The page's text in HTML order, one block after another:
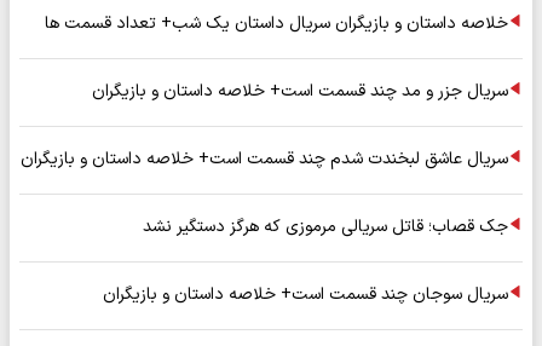
خلاصه داستان و بازیگران سریال داستان یک شب+ تعداد قسمت ها
سریال جزر و مد چند قسمت است+ خلاصه داستان و بازیگران
سریال عاشق لبخندت شدم چند قسمت است+ خلاصه داستان و بازیگران
جک قصاب؛ قاتل سریالی مرموزی که هرگز دستگیر نشد
سریال سوجان چند قسمت است+ خلاصه داستان و بازیگران